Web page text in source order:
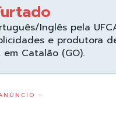
Inglês pela
e produtora
em Catalão (GO).
-